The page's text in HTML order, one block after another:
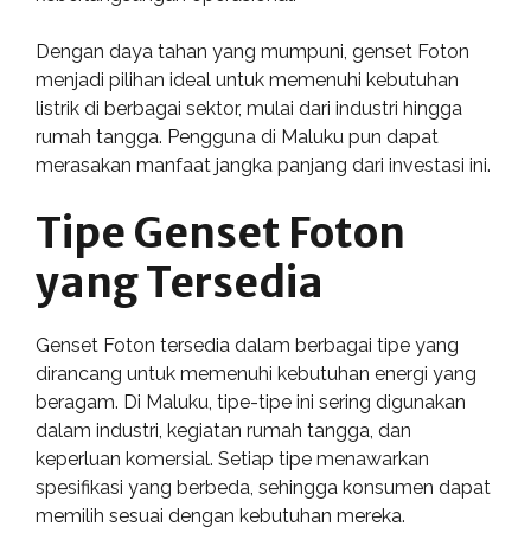
Dengan daya tahan yang mumpuni, genset Foton
menjadi pilihan ideal untuk memenuhi kebutuhan
listrik di berbagai sektor, mulai dari industri hingga
rumah tangga. Pengguna di Maluku pun dapat
merasakan manfaat jangka panjang dari investasi ini.
Tipe Genset Foton
yang Tersedia
Genset Foton tersedia dalam berbagai tipe yang
dirancang untuk memenuhi kebutuhan energi yang
beragam. Di Maluku, tipe-tipe ini sering digunakan
dalam industri, kegiatan rumah tangga, dan
keperluan komersial. Setiap tipe menawarkan
spesifikasi yang berbeda, sehingga konsumen dapat
memilih sesuai dengan kebutuhan mereka.